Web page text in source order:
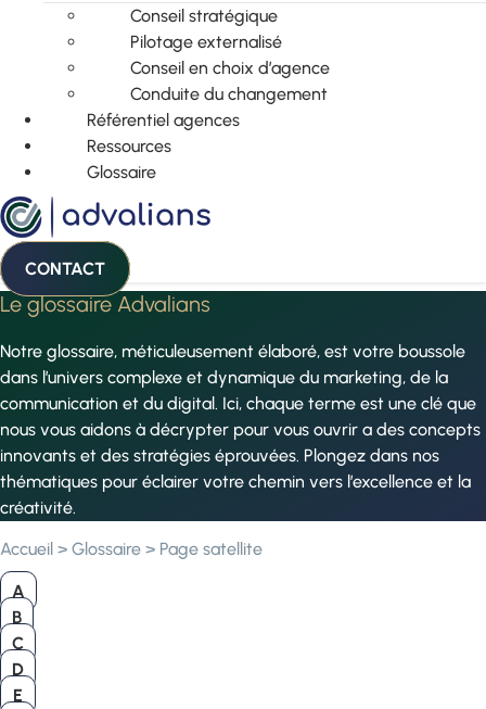
Conseil stratégique
Pilotage externalisé
Conseil en choix d’agence
Conduite du changement
Référentiel agences
Ressources
Glossaire
CONTACT
Le glossaire Advalians
Notre glossaire, méticuleusement élaboré, est votre boussole
dans l’univers complexe et dynamique du marketing, de la
communication et du digital. Ici, chaque terme est une clé que
nous vous aidons à décrypter pour vous ouvrir a des concepts
innovants et des stratégies éprouvées. Plongez dans nos
thématiques pour éclairer votre chemin vers l’excellence et la
créativité.
Accueil > Glossaire > Page satellite
A
B
C
D
E